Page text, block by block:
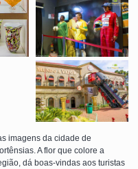
imagens da cidade de
A flor que colore a
dá boas-vindas aos turistas